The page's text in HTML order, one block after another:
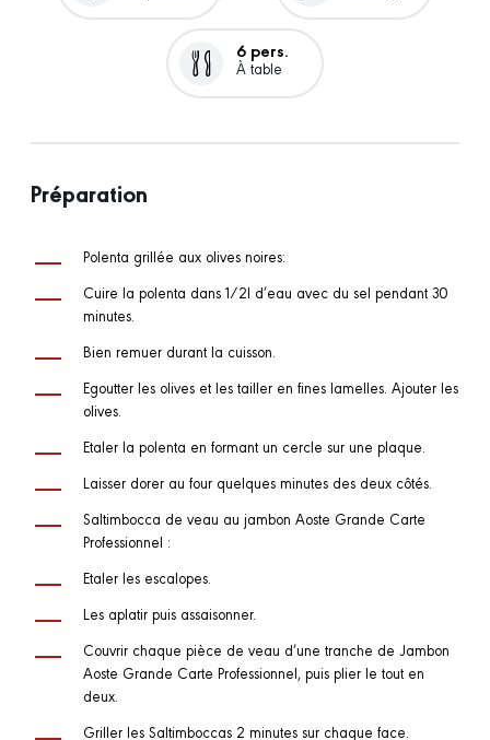
6 pers.
À table
Préparation
Polenta grillée aux olives noires:
Cuire la polenta dans 1/2l d’eau avec du sel pendant 30
minutes.
Bien remuer durant la cuisson.
Egoutter les olives et les tailler en fines lamelles. Ajouter les
olives.
Etaler la polenta en formant un cercle sur une plaque.
Laisser dorer au four quelques minutes des deux côtés.
Saltimbocca de veau au jambon Aoste Grande Carte
Professionnel :
Etaler les escalopes.
Les aplatir puis assaisonner.
Couvrir chaque pièce de veau d’une tranche de Jambon
Aoste Grande Carte Professionnel, puis plier le tout en
deux.
Griller les Saltimboccas 2 minutes sur chaque face.